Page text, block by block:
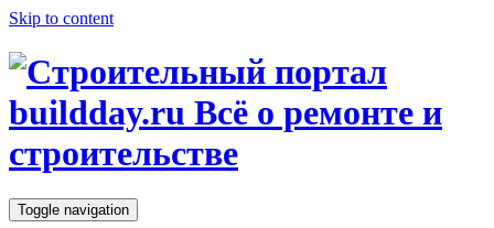
Skip to content
Toggle navigation